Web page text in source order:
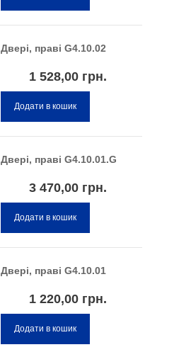
Двері, праві G4.10.02
1 528,00 грн.
Додати в кошик
Двері, праві G4.10.01.G
3 470,00 грн.
Додати в кошик
Двері, праві G4.10.01
1 220,00 грн.
Додати в кошик